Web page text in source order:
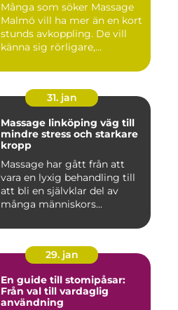
Många som söker Massage
Malmö vill ha mer än en kort
stunds avkoppling. De vill
känna sig rörligare,...
31. jan
Massage linköping väg till
mindre stress och starkare
kropp
Massage har gått från att
vara en lyxig behandling till
att bli en självklar del av
många människors...
29. jan
En guide till stomipåsar:
Från val till vardaglig
användning